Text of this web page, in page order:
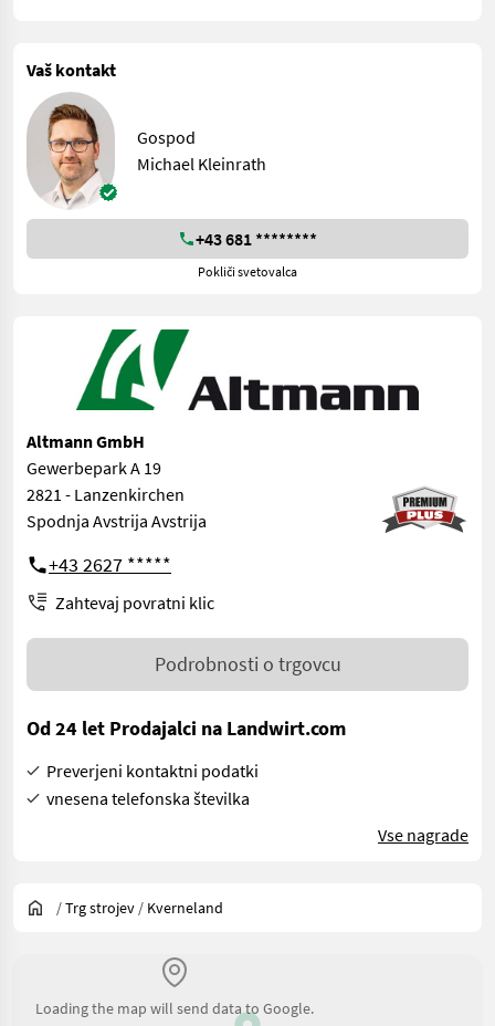
Vaš kontakt
Gospod
Michael Kleinrath
+43 681 ********
Pokliči svetovalca
Altmann GmbH
Gewerbepark A 19
2821 - Lanzenkirchen
Spodnja Avstrija Avstrija
+43 2627 *****
Zahtevaj povratni klic
Podrobnosti o trgovcu
Od 24 let Prodajalci na Landwirt.com
Preverjeni kontaktni podatki
vnesena telefonska številka
Vse nagrade
/Trg strojev / Kverneland
Loading the map will send data to Google.